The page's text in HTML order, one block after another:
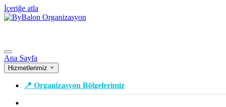
İçeriğe atla
Ana Sayfa
Hizmetlerimiz
📍 Organizasyon Bölgelerimiz